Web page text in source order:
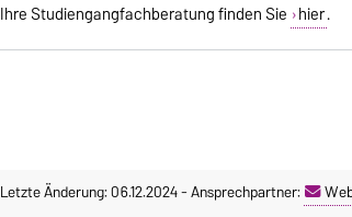
Ihre Studiengangfachberatung finden Sie hier.
Letzte Änderung: 06.12.2024-Ansprechpartner: